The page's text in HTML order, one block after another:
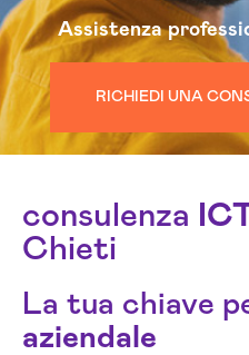
Assistenza
RICHIEDI UNA
consulenza
Chieti
La tua chiave
aziendale